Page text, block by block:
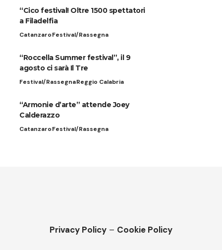
“Cico festival! Oltre 1500 spettatori
a Filadelfia
CatanzaroFestival/Rassegna
“Roccella Summer festival”, il 9
agosto ci sarà Il Tre
Festival/RassegnaReggio Calabria
“Armonie d’arte” attende Joey
Calderazzo
CatanzaroFestival/Rassegna
Privacy Policy – Cookie Policy